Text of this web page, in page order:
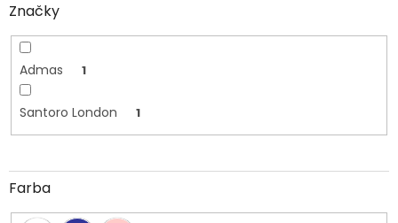
Značky
Admas 1
Santoro London 1
Farba